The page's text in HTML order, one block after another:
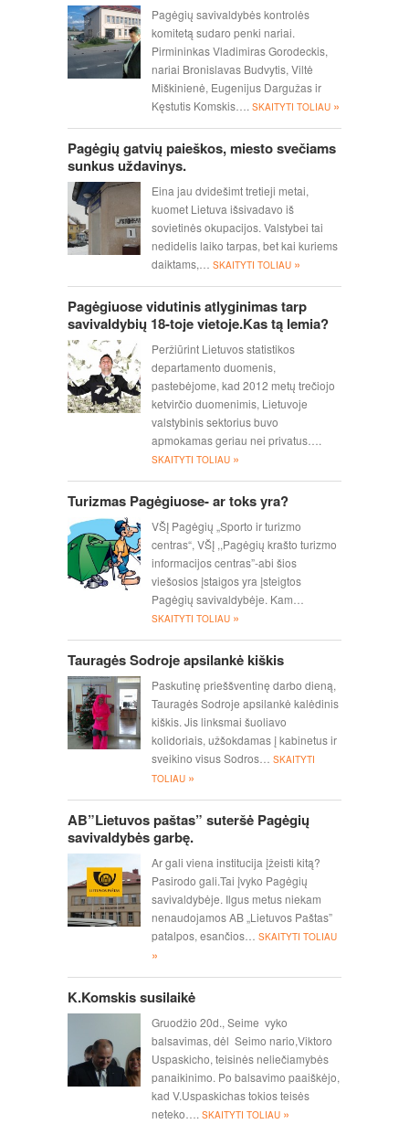
Pagėgių savivaldybės kontrolės
komitetą sudaro penki nariai.
Pirmininkas Vladimiras Gorodeckis,
nariai Bronislavas Budvytis, Viltė
Miškinienė, Eugenijus Dargužas ir
Kęstutis Komskis…. SKAITYTI TOLIAU »
Pagėgių gatvių paieškos, miesto svečiams
sunkus uždavinys.
Eina jau dvidešimt tretieji metai,
kuomet Lietuva išsivadavo iš
sovietinės okupacijos. Valstybei tai
nedidelis laiko tarpas, bet kai kuriems
daiktams,…
SKAITYTI TOLIAU »
Pagėgiuose vidutinis atlyginimas tarp
savivaldybių 18-toje vietoje.Kas tą lemia?
Peržiūrint Lietuvos statistikos
departamento duomenis,
pastebėjome, kad 2012 metų trečiojo
ketvirčio duomenimis, Lietuvoje
valstybinis sektorius buvo
apmokamas geriau nei privatus….
SKAITYTI TOLIAU »
Turizmas Pagėgiuose- ar toks yra?
VŠĮ Pagėgių „Sporto ir turizmo
centras“, VŠĮ ,,Pagėgių krašto turizmo
informacijos centras”-abi šios
viešosios įstaigos yra įsteigtos
Pagėgių savivaldybėje. Kam…
SKAITYTI TOLIAU »
Tauragės Sodroje apsilankė kiškis
Paskutinę prieššventinę darbo dieną,
Tauragės Sodroje apsilankė kalėdinis
kiškis. Jis linksmai šuoliavo
kolidoriais, užšokdamas į kabinetus ir
sveikino visus Sodros…
SKAITYTI
TOLIAU »
AB”Lietuvos paštas” suteršė Pagėgių
savivaldybės garbę.
Ar gali viena institucija įžeisti kitą?
Pasirodo gali.Tai įvyko Pagėgių
savivaldybėje. Ilgus metus niekam
nenaudojamos AB „Lietuvos Paštas”
patalpos, esančios…
SKAITYTI TOLIAU
»
K.Komskis susilaikė
Gruodžio 20d., Seime vyko
balsavimas, dėl Seimo nario,Viktoro
Uspaskicho, teisinės neliečiamybės
panaikinimo. Po balsavimo paaiškėjo,
kad V.Uspaskichas tokios teisės
neteko…. SKAITYTI TOLIAU »